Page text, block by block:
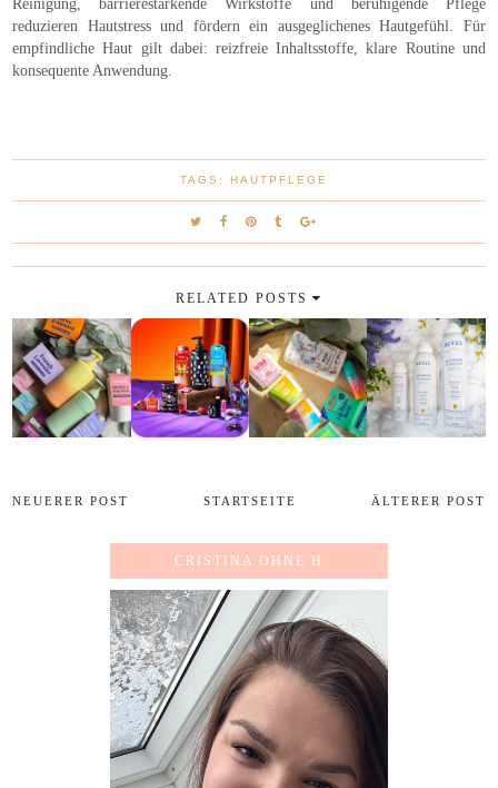
Reinigung, barrierestärkende Wirkstoffe und beruhigende Pflege
reduzieren Hautstress und fördern ein ausgeglichenes Hautgefühl. Für
empfindliche Haut gilt dabei: reizfreie Inhaltsstoffe, klare Routine und
konsequente Anwendung.
TAGS: HAUTPFLEGE
RELATED POSTS
NEUERER POST ÄLTERER POST
STARTSEITE
CRISTINA OHNE H